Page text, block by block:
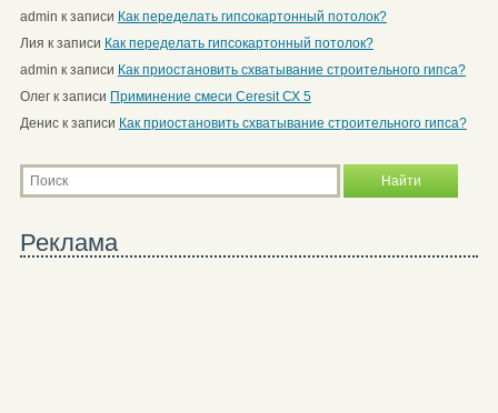
admin к записи Как переделать гипсокартонный потолок?
Лия к записи Как переделать гипсокартонный потолок?
admin к записи Как приостановить схватывание строительного гипса?
Олегк записи Приминение смеси Ceresit СХ 5
Дениск записи Как приостановить схватывание строительного гипса?
Реклама